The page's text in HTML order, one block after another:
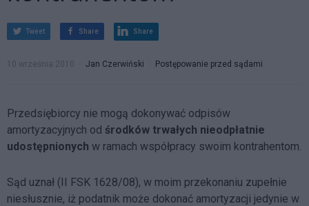
Tweet Share Share
10 września 2010 Jan Czerwiński Postępowanie przed sądami
Przedsiębiorcy nie mogą dokonywać odpisów
amortyzacyjnych od środków trwałych nieodpłatnie
udostępnionych w ramach współpracy swoim kontrahentom.
Sąd uznał (II FSK 1628/08), w moim przekonaniu zupełnie
niesłusznie, iż podatnik może dokonać amortyzacji jedynie w